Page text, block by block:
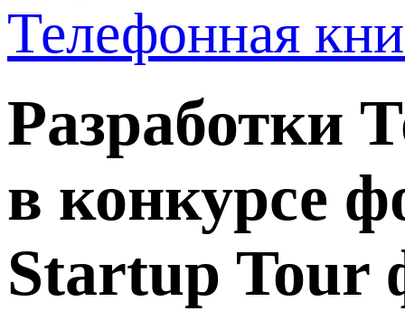
Телефонная
Разработки
в конкурсе
Startup Tour